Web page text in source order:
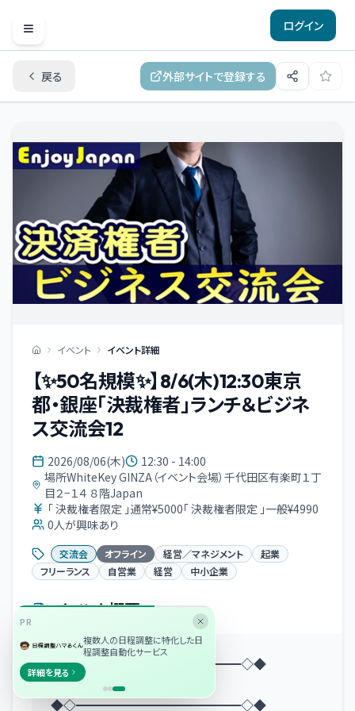
Open menu
ログイン
戻る 外部サイトで登録する
イベント イベント詳細
【✨50名規模✨】8/6(木)12:30東京
都・銀座「決裁権者」ランチ＆ビジネ
ス交流会12
2026/08/06(木)
12:30 - 14:00
場所WhiteKey GINZA（イベント会場）千代田区有楽町１丁
目２−１４ ８階Japan
「 決裁権者限定 」通常¥5000「 決裁権者限定 」一般¥4990
0人が興味あり
交流会 オフライン 経営／マネジメント
起業
フリーランス
自営業 経営 中小企業
イベント概要
◆◇━━━━━━━━━━━━━◇◆
◆ イベント概要
◆◇━━━━━━━━━━━━━◇◆
PR
複数人の日程調整に特化した日
程調整自動化サービス
詳細を見る